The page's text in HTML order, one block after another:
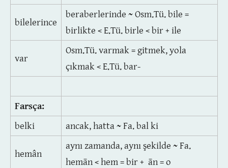
bilelerince
beraberlerinde ~ Osm.Tü. bile =
birlikte < E.Tü. birle < bir + ile
var
Osm.Tü. varmak = gitmek, yola
çıkmak < E.Tü. bar-
Farsça:
belki
ancak, hatta ~ Fa. bal ki
hemân
aynı zamanda, aynı şekilde ~ Fa.
hemān < hem = bir + ān = o